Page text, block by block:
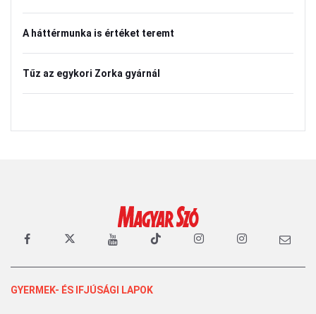
A háttérmunka is értéket teremt
Tűz az egykori Zorka gyárnál
GYERMEK- ÉS IFJÚSÁGI LAPOK